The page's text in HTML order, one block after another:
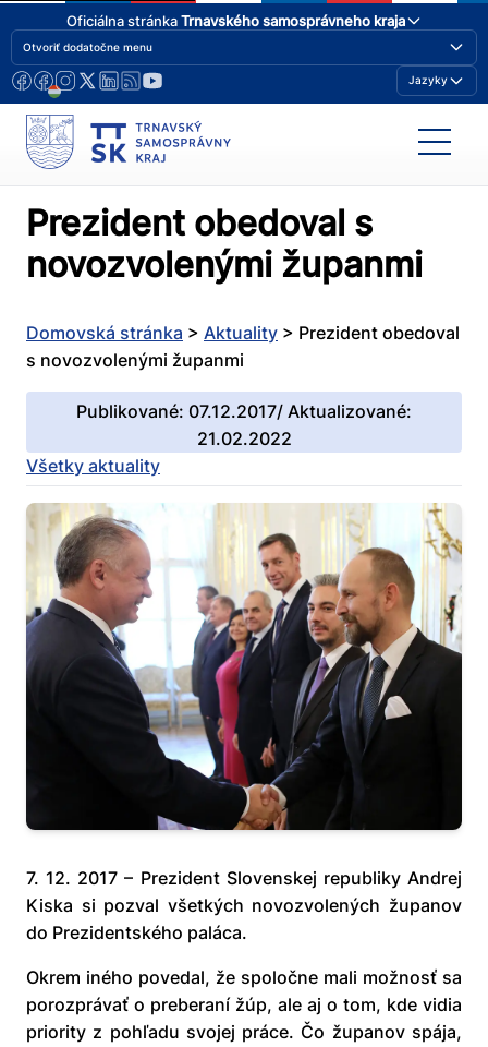
Oficiálna stránkaTrnavského samosprávneho kraja
Otvoriť dodatočne menu
Jazyky
Prezident obedoval s
novozvolenými županmi
Domovská stránka > Aktuality > Prezident obedoval
s novozvolenými županmi
Publikované: 07.12.2017/ Aktualizované:
21.02.2022
Všetky aktuality
7. 12. 2017 – Prezident Slovenskej republiky Andrej
Kiska si pozval všetkých novozvolených županov
do Prezidentského paláca.
Okrem iného povedal, že spoločne mali možnosť sa
porozprávať o preberaní žúp, ale aj o tom, kde vidia
priority z pohľadu svojej práce. Čo županov spája,